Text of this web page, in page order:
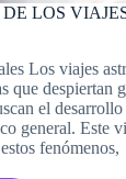
LOS
Los viajes
que despiertan
el
general. Este
fenómenos,